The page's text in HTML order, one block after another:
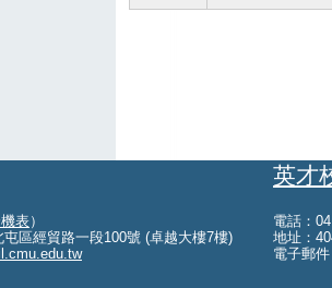
表）
區經貿路一段100號 (卓越大樓7樓)
英才
電話：
地址：
電子郵